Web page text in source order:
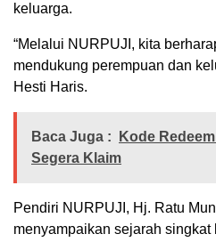
keluarga.
“Melalui NURPUJI, kita
mendukung perempuan dan
Hesti Haris.
Baca Juga :
Kode
Segera Klaim
Pendiri NURPUJI, Hj. Ratu
menyampaikan sejarah